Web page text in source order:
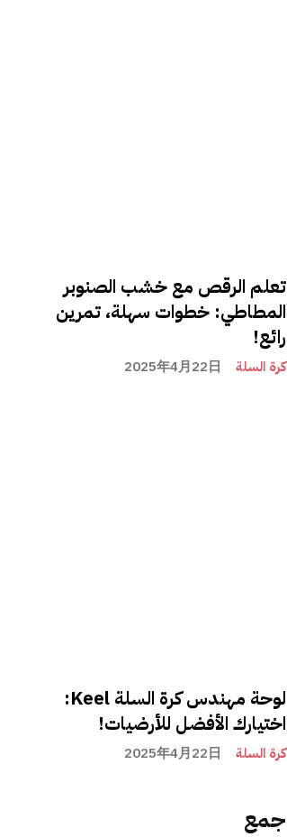
تعلم الرقص مع خشب الصنوبر
المطاطي: خطوات سهلة، تمرين
رائع!
كرة السلة 2025年4月22日
لوحة مهندس كرة السلة Keel:
اختيارك الأفضل للأرضيات!
كرة السلة 2025年4月22日
جمع